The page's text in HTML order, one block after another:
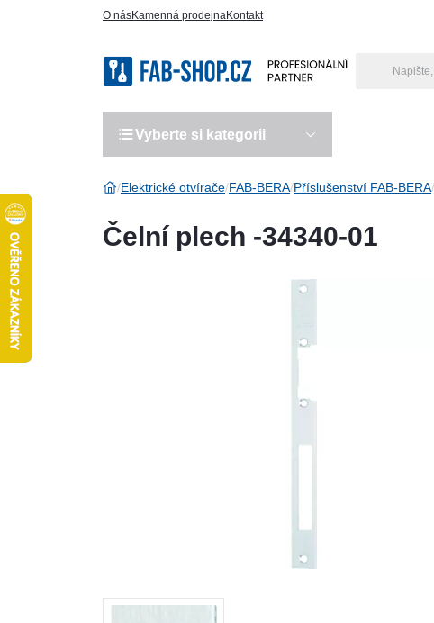
O násKamenná prodejnaKontakt
Vyberte si kategorii
Elektrické otvírače FAB-BERA Příslušenství FAB-BERA
Čelní plech -34340-01